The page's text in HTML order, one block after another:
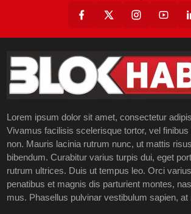
Lorem ipsum dolor sit amet, consectetur
Vivamus facilisis scelerisque tortor, vel
non. Mauris lacinia rutrum nunc, ut mattis
bibendum. Curabitur varius turpis dui, eget
rutrum ultrices. Duis ut tempus leo. Orci
penatibus et magnis dis parturient montes,
mus. Phasellus pulvinar vestibulum sapien,